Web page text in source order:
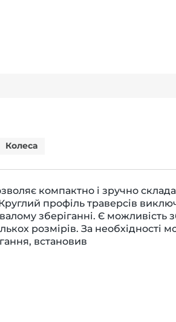
Колеса
компактно і зручно
Круглий профіль траверсів
зберіганні. Є можливість
розмірів. За необхідності
встановив